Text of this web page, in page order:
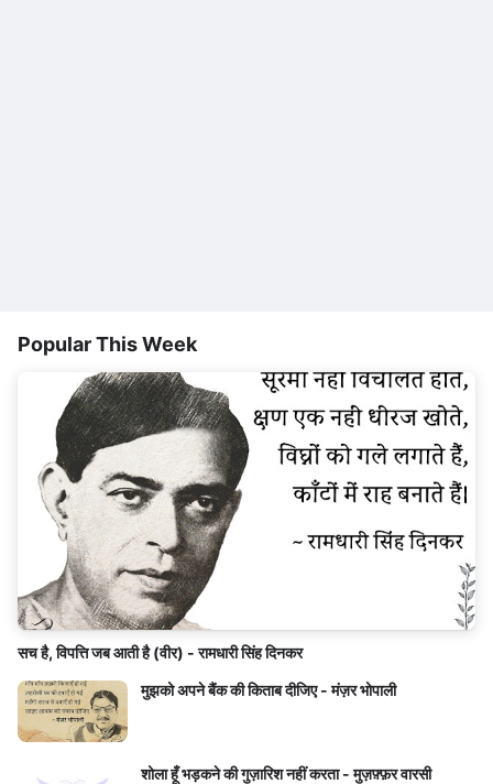
Popular This Week
सच है, विपत्ति जब आती है (वीर) - रामधारी सिंह दिनकर
मुझको अपने बैंक की किताब दीजिए - मंज़र भोपाली
शोला हूँ भड़कने की गुज़ारिश नहीं करता - मुज़फ़्फ़र वारसी